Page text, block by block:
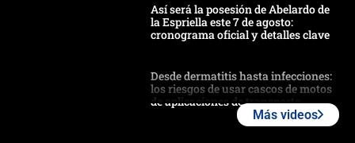
Así será la posesión de Abelardo de
la Espriella este 7 de agosto:
cronograma oficial y detalles clave
Desde dermatitis hasta infecciones:
los riesgos de usar cascos de motos
de aplicaciones de transporte
Más videos